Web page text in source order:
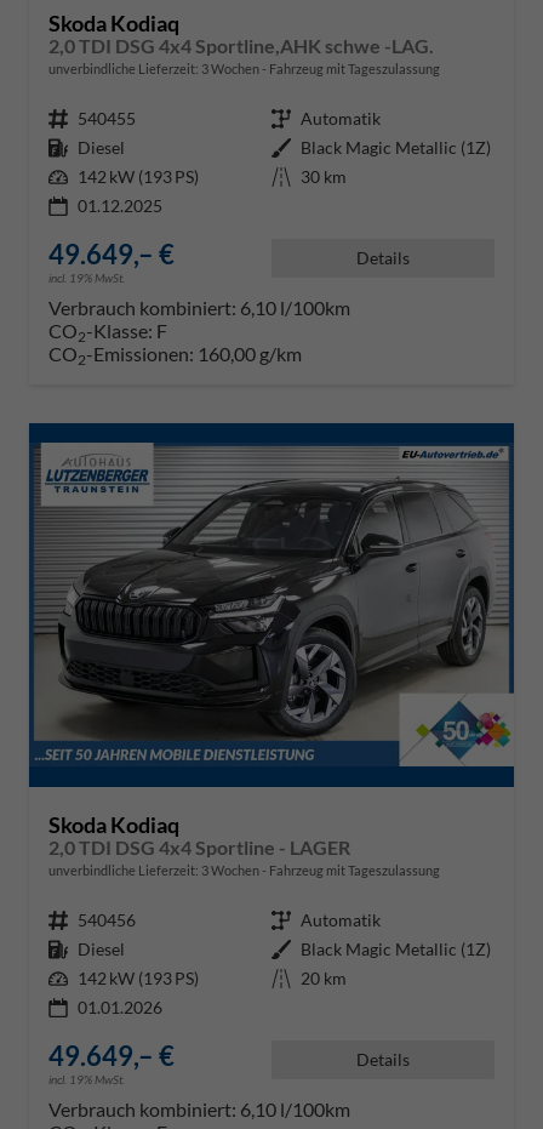
Skoda Kodiaq
2,0 TDI DSG 4x4 Sportline,AHK schwe -LAG.
unverbindliche Lieferzeit: 3 Wochen Fahrzeug mit Tageszulassung
Fahrzeugnr. 540455 Getriebe Automatik
Kraftstoff Diesel Außenfarbe Black Magic Metallic (1Z)
Leistung 142 kW (193 PS) Kilometerstand 30 km
01.12.2025
49.649,– €
incl. 19% MwSt.
Details
Verbrauch kombiniert: 6,10 l/100km
CO2-Klasse: F
CO2-Emissionen: 160,00 g/km
Skoda Kodiaq
2,0 TDI DSG 4x4 Sportline - LAGER
unverbindliche Lieferzeit: 3 Wochen Fahrzeug mit Tageszulassung
Fahrzeugnr. 540456 Getriebe Automatik
Kraftstoff Diesel Außenfarbe Black Magic Metallic (1Z)
Leistung 142 kW (193 PS) Kilometerstand 20 km
01.01.2026
49.649,– €
incl. 19% MwSt.
Details
Verbrauch kombiniert: 6,10 l/100km